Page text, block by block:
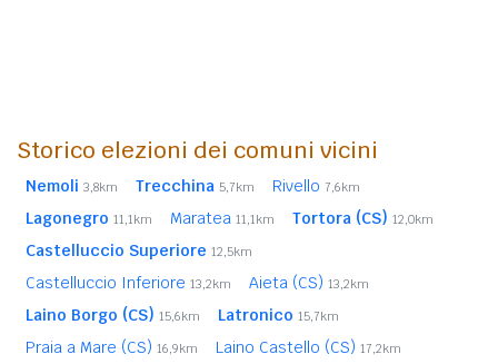
Storico elezioni dei comuni vicini
Nemoli 3,8km Trecchina 5,7km Rivello 7,6km
Lagonegro 11,1km Maratea 11,1km Tortora (CS) 12,0km
Castelluccio Superiore 12,5km
Castelluccio Inferiore 13,2km Aieta (CS) 13,2km
Laino Borgo (CS) 15,6km Latronico 15,7km
Praia a Mare (CS) 16,9km Laino Castello (CS) 17,2km